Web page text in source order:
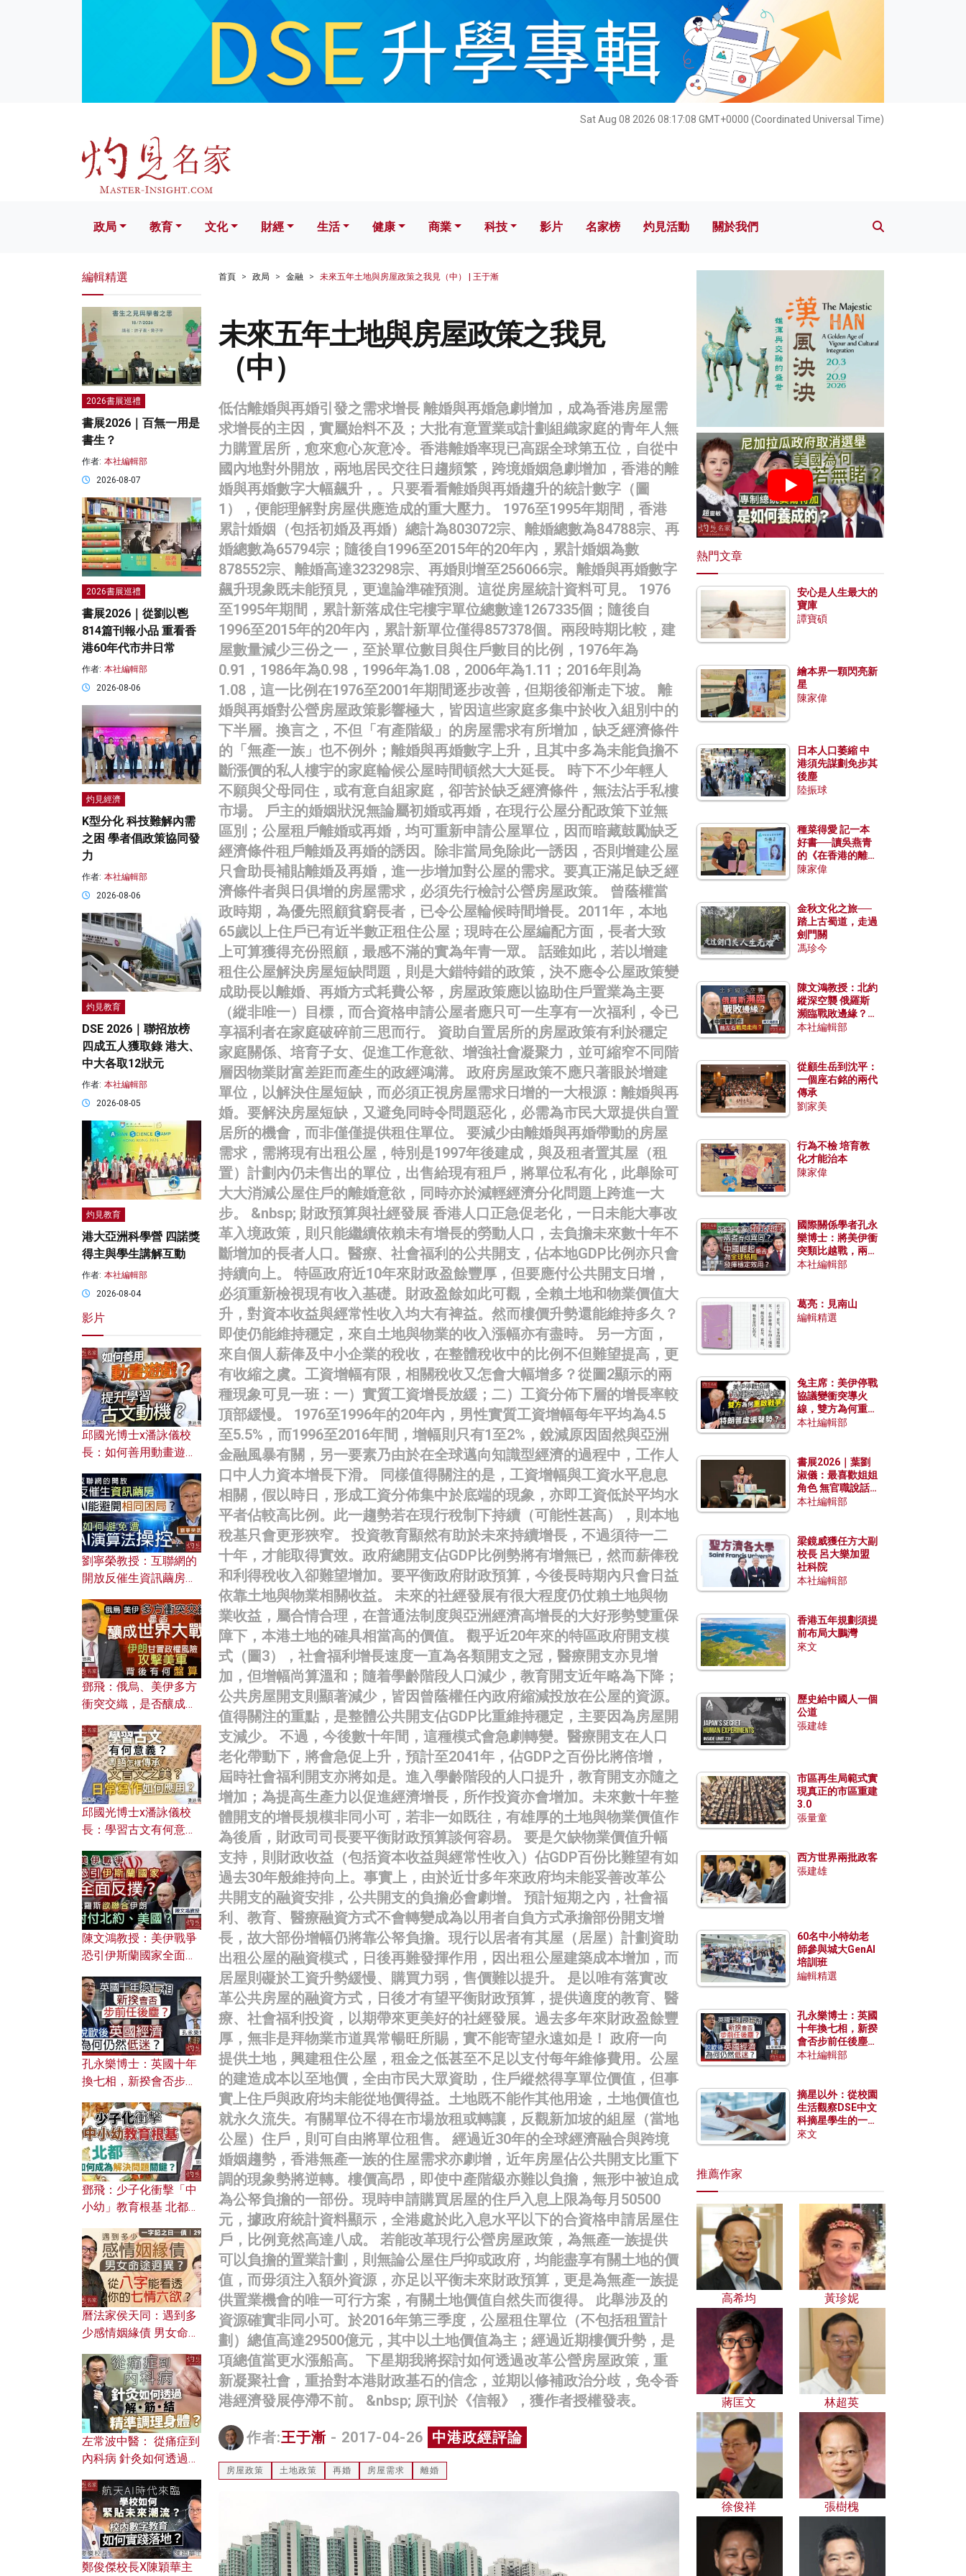
Sat Aug 08 2026 08:17:10 GMT+0000 (Coordinated Universal Time)
文化 財經 生活 健康 科技 影片 名家榜 灼見活動 關於我們
政局 教育 文化 財經 生活 健康 商業 科技 影片 名家榜 灼見活動 關於我們
首頁 政局 金融 未來五年土地與房屋政策之我見（中） | 王于漸
未來五年土地與房屋政策之我見
（中）
低估離婚與再婚引發之需求增長 離婚與再婚急劇增加，成為香港房屋需
求增長的主因，實屬始料不及；大批有意置業或計劃組織家庭的青年人無
力購置居所，愈來愈心灰意冷。香港離婚率現已高踞全球第五位，自從中
國內地對外開放，兩地居民交往日趨頻繁，跨境婚姻急劇增加，香港的離
婚與再婚數字大幅飆升，。只要看看離婚與再婚趨升的統計數字（圖
1），便能理解對房屋供應造成的重大壓力。 1976至1995年期間，香港
累計婚姻（包括初婚及再婚）總計為803072宗、離婚總數為84788宗、再
婚總數為65794宗；隨後自1996至2015年的20年內，累計婚姻為數
878552宗、離婚高達323298宗、再婚則增至256066宗。離婚與再婚數字
飆升現象既未能預見，更遑論準確預測。這從房屋統計資料可見。 1976
至1995年期間，累計新落成住宅樓宇單位總數達1267335個；隨後自
1996至2015年的20年內，累計新單位僅得857378個。兩段時期比較，建
屋數量減少三份之一，至於單位數目與住戶數目的比例，1976年為
0.91，1986年為0.98，1996年為1.08，2006年為1.11；2016年則為
1.08，這一比例在1976至2001年期間逐步改善，但期後卻漸走下坡。 離
婚與再婚對公營房屋政策影響極大，皆因這些家庭多集中於收入組別中的
下半層。換言之，不但「有產階級」的房屋需求有所增加，缺乏經濟條件
的「無產一族」也不例外；離婚與再婚數字上升，且其中多為未能負擔不
斷漲價的私人樓宇的家庭輪候公屋時間頓然大大延長。 時下不少年輕人
不願與父母同住，或有意自組家庭，卻苦於缺乏經濟條件，無法沾手私樓
市場。 戶主的婚姻狀況無論屬初婚或再婚，在現行公屋分配政策下並無
區別；公屋租戶離婚或再婚，均可重新申請公屋單位，因而暗藏鼓勵缺乏
經濟條件租戶離婚及再婚的誘因。除非當局免除此一誘因，否則增建公屋
只會助長補貼離婚及再婚，進一步增加對公屋的需求。要真正滿足缺乏經
濟條件者與日俱增的房屋需求，必須先行檢討公營房屋政策。 曾蔭權當
政時期，為優先照顧貧窮長者，已令公屋輪候時間增長。2011年，本地
65歲以上住戶已有近半數正租住公屋；現時在公屋編配方面，長者大致
上可算獲得充份照顧，最感不滿的實為年青一眾。 話雖如此，若以增建
租住公屋解決房屋短缺問題，則是大錯特錯的政策，決不應令公屋政策變
成助長以離婚、再婚方式耗費公帑，房屋政策應以協助住戶置業為主要
（縱非唯一）目標，而合資格申請公屋者應只可一生享有一次福利，令已
享福利者在家庭破碎前三思而行。 資助自置居所的房屋政策有利於穩定
家庭關係、培育子女、促進工作意欲、增強社會凝聚力，並可縮窄不同階
層因物業財富差距而產生的政經鴻溝。 政府房屋政策不應只著眼於增建
單位，以解決住屋短缺，而必須正視房屋需求日增的一大根源：離婚與再
婚。要解決房屋短缺，又避免同時令問題惡化，必需為市民大眾提供自置
居所的機會，而非僅僅提供租住單位。 要減少由離婚與再婚帶動的房屋
需求，需將現有出租公屋，特別是1997年後建成，與及租者置其屋（租
置）計劃內仍未售出的單位，出售給現有租戶，將單位私有化，此舉除可
大大消減公屋住戶的離婚意欲，同時亦於減輕經濟分化問題上跨進一大
步。 &nbsp; 財政預算與社經發展 香港人口正急促老化，一日未能大事改
革入境政策，則只能繼續依賴未有增長的勞動人口，去負擔未來數十年不
斷增加的長者人口。醫療、社會福利的公共開支，佔本地GDP比例亦只會
持續向上。 特區政府近10年來財政盈餘豐厚，但要應付公共開支日增，
必須重新檢視現有收入基礎。財政盈餘如此可觀，全賴土地和物業價值大
升，對資本收益與經常性收入均大有裨益。然而樓價升勢還能維持多久？
即使仍能維持穩定，來自土地與物業的收入漲幅亦有盡時。 另一方面，
來自個人薪俸及中小企業的稅收，在整體稅收中的比例不但難望提高，更
有收縮之虞。工資增幅有限，相關稅收又怎會大幅增多？從圖2顯示的兩
種現象可見一班：一）實質工資增長放緩；二）工資分佈下層的增長率較
頂部緩慢。 1976至1996年的20年內，男性實質工資增幅每年平均為4.5
至5.5%，而1996至2016年間，增幅則只有1至2%，銳減原因固然與亞洲
金融風暴有關，另一要素乃由於在全球邁向知識型經濟的過程中，工作人
口中人力資本增長下滑。 同樣值得關注的是，工資增幅與工資水平息息
相關，假以時日，形成工資分佈集中於底端的現象，亦即工資低於平均水
平者佔較高比例。此一趨勢若在現行稅制下持續（可能性甚高），則本地
稅基只會更形狹窄。 投資教育顯然有助於未來持續增長，不過須待一二
十年，才能取得實效。政府總開支佔GDP比例勢將有增無已，然而薪俸稅
和利得稅收入卻難望增加。要平衡政府財政預算，今後長時期內只會日益
依靠土地與物業相關收益。 未來的社經發展有很大程度仍仗賴土地與物
業收益，屬合情合理，在普通法制度與亞洲經濟高增長的大好形勢雙重保
障下，本港土地的確具相當高的價值。 觀乎近20年來的特區政府開支模
式（圖3），社會福利增長速度一直為各類開支之冠，醫療開支亦見增
加，但增幅尚算溫和；隨着學齡階段人口減少，教育開支近年略為下降；
公共房屋開支則顯著減少，皆因曾蔭權任內政府縮減投放在公屋的資源。
值得關注的重點，是整體公共開支佔GDP比重維持穩定，主要因為房屋開
支減少。 不過，今後數十年間，這種模式會急劇轉變。醫療開支在人口
老化帶動下，將會急促上升，預計至2041年，佔GDP之百份比將倍增，
屆時社會福利開支亦將如是。進入學齡階段的人口提升，教育開支亦隨之
增加；為提高生產力以促進經濟增長，所作投資亦會增加。未來數十年整
體開支的增長規模非同小可，若非一如既往，有雄厚的土地與物業價值作
為後盾，財政司司長要平衡財政預算談何容易。 要是欠缺物業價值升幅
支持，則財政收益（包括資本收益與經常性收入）佔GDP百份比難望有如
過去30年般維持向上。事實上，由於近廿多年來政府均未能妥善改革公
共開支的融資安排，公共開支的負擔必會劇增。 預計短期之內，社會福
利、教育、醫療融資方式不會轉變成為以用者自負方式承擔部份開支增
長，故大部份增幅仍將靠公帑負擔。現行以居者有其屋（居屋）計劃資助
出租公屋的融資模式，日後再難發揮作用，因出租公屋建築成本增加，而
居屋則礙於工資升勢緩慢、購買力弱，售價難以提升。 是以唯有落實改
革公共房屋的融資方式，日後才有望平衡財政預算，提供適度的教育、醫
療、社會福利投資，以期帶來更美好的社經發展。過去多年來財政盈餘豐
厚，無非是拜物業市道異常暢旺所賜，實不能寄望永遠如是！ 政府一向
提供土地，興建租住公屋，租金之低甚至不足以支付每年維修費用。公屋
的建造成本以至地價，全由市民大眾資助，住戶縱然得享單位價值，但事
實上住戶與政府均未能從地價得益。土地既不能作其他用途，土地價值也
就永久流失。有關單位不得在市場放租或轉讓，反觀新加坡的組屋（當地
公屋）住戶，則可自由將單位租售。 經過近30年的全球經濟融合與跨境
婚姻趨勢，香港無產一族的住屋需求亦劇增，近年房屋佔公共開支比重下
調的現象勢將逆轉。樓價高昂，即使中產階級亦難以負擔，無形中被迫成
為公帑負擔的一部份。現時申請購買居屋的住戶入息上限為每月50500
元，據政府統計資料顯示，全港處於此入息水平以下的合資格申請居屋住
戶，比例竟然高達八成。 若能改革現行公營房屋政策，為無產一族提供
可以負擔的置業計劃，則無論公屋住戶抑或政府，均能盡享有關土地的價
值，而毋須注入額外資源，亦足以平衡未來財政預算，更是為無產一族提
供置業機會的唯一可行方案，有關土地價值自然失而復得。 此舉涉及的
資源確實非同小可。於2016年第三季度，公屋租住單位（不包括租置計
劃）總值高達29500億元，其中以土地價值為主；經過近期樓價升勢，是
項總值當更水漲船高。 下星期我將探討如何透過改革公營房屋政策，重
新凝聚社會，重拾對本港財政基石的信念，並期以修補政治分歧，免令香
港經濟發展停滯不前。 &nbsp; 原刊於《信報》，獲作者授權發表。
作者:王于漸 - 2017-04-26 中港政經評論
房屋政策 土地政策 再婚 房屋需求 離婚
編輯精選
2026書展巡禮
書展2026｜百無一用是
書生？
作者: 本社編輯部
2026-08-07
2026書展巡禮
書展2026｜從劉以鬯
814篇刊報小品 重看香
港60年代市井日常
作者: 本社編輯部
2026-08-06
灼見經濟
K型分化 科技難解內需
之困 學者倡政策協同發
力
作者: 本社編輯部
2026-08-06
灼見教育
DSE 2026｜聯招放榜
四成五人獲取錄 港大、
中大各取12狀元
作者: 本社編輯部
2026-08-05
灼見教育
港大亞洲科學營 四諾獎
得主與學生講解互動
作者: 本社編輯部
2026-08-04
影片
邱國光博士x潘詠儀校
長：如何善用動畫遊戲
劉寧榮教授：互聯網的
開放反催生資訊繭房，
何避免遭AI演算法操
控？
鄧飛：俄烏、美伊多方
衝突交織，是否釀成世
風險攻擊美軍，背後有
何盤算？
邱國光博士x潘詠儀校
長：學習古文有何意
文之美？ 日常寫作如何
應用？
陳文鴻教授：美伊戰爭
恐引伊斯蘭國家全面反
對付北約美國？
孔永樂博士：英國十年
換七相，新揆會否步前
濟為何仍然低迷？
鄧飛：少子化衝擊「中
小幼」教育根基 北都如
曆法家侯天同：遇到多
少感情姻緣債 男女命途
的七情六欲？
左常波中醫： 從痛症到
內科病 針灸如何透過解
鄭俊傑校長X陳穎華主
熱門文章
安心是人生最大的
寶庫
譚寶碩
繪本界一顆閃亮新
星
陳家偉
日本人口萎縮 中
港須先謀劃免步其
後塵
陸振球
種菜得愛 記一本
好書──讀吳燕青
的《在香港的離島
種菜》
陳家偉
金秋文化之旅──
踏上古蜀道，走過
劍門關
馮珍今
陳文鴻教授：北約
縱深空襲 俄羅斯
瀕臨戰敗邊緣？中
國零部件能左右戰
本社編輯部
從顧生岳到沈平：
一個座右銘的兩代
傳承
劉家美
行為不檢 培育教
化才能治本
陳家偉
國際關係學者孔永
樂博士：將美伊衝
突類比越戰，兩者
有何異同？中國崛
本社編輯部
葛亮：見南山
編輯精選
兔主席：美伊停戰
協議變衝突導火
線，雙方為何重啟
戰爭？伊朗一早洞
本社編輯部
書展2026｜葉劉
淑儀：最喜歡姐姐
角色 無官職說話
包袱少
本社編輯部
梁鏡威獲任方大副
校長 呂大樂加盟
社科院
本社編輯部
香港五年規劃須提
前布局大鵬灣
來文
歷史給中國人一個
公道
張建雄
市區再生局範式實
現真正的市區重建
3.0
張量童
西方世界兩批政客
張建雄
60名中小特幼老
師參與城大GenAI
培訓班
編輯精選
孔永樂博士：英國
十年換七相，新揆
會否步前任後塵？
脫歐後英國經濟為
本社編輯部
摘星以外：從校園
生活觀察DSE中文
科摘星學生的一點
特質
來文
推薦作家
高希均 黃珍妮
蔣匡文 林超英
徐俊祥 張樹槐